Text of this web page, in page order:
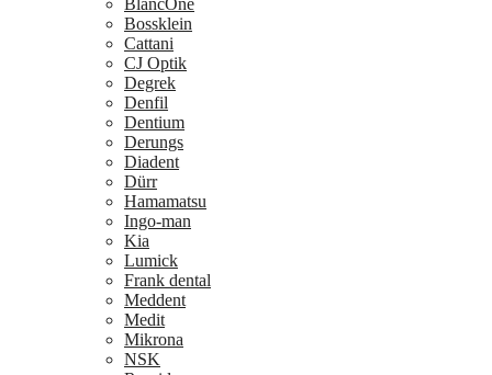
BlancOne
Bossklein
Cattani
CJ Optik
Degrek
Denfil
Dentium
Derungs
Diadent
Dürr
Hamamatsu
Ingo-man
Kia
Lumick
Frank dental
Meddent
Medit
Mikrona
NSK